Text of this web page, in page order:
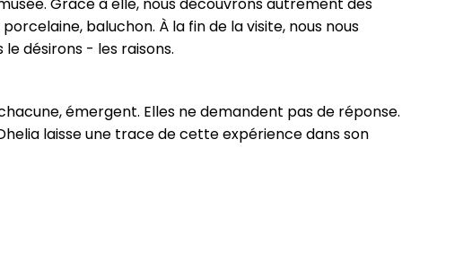
baluchon. À la fin de la visite, nous nous
désirons - les raisons.
émergent. Elles ne demandent pas de réponse.
laisse une trace de cette expérience dans son